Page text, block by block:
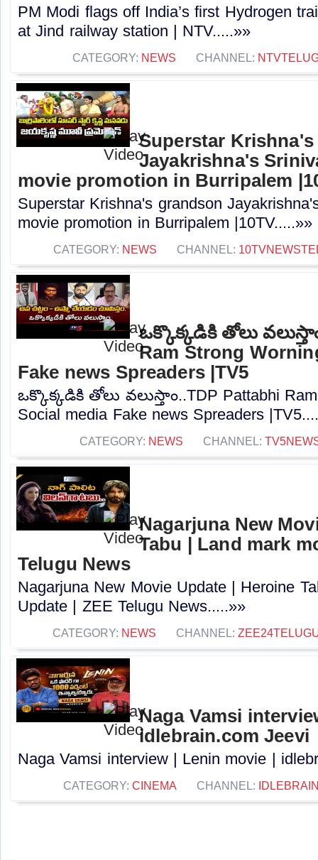
PM Modi flags off India’s first Hydrogen
at Jind railway station | NTV.....»»
CATEGORY: NEWS CHANNEL:
Superstar
Jayakrishna's
movie promotion in Burripalem
Superstar Krishna's grandson
movie promotion in Burripalem |10TV.....»»
CATEGORY: NEWS CHANNEL:
ఒక్కొక్కడికి తోలు
Ram Strong
Fake news Spreaders |TV5
ఒక్కొక్కడికి తోలు వలుస్తాం..TDP Pattabhi
Social media Fake news Spreaders
CATEGORY: NEWS CHANNEL:
Nagarjuna New
Tabu | Land mark
Telugu News
Nagarjuna New Movie Update | Heroine
Update | ZEE Telugu News.....»»
CATEGORY: NEWS CHANNEL:
Naga Vamsi
idlebrain.com Jeevi
Naga Vamsi interview | Lenin movie |
CATEGORY: CINEMA CHANNEL: